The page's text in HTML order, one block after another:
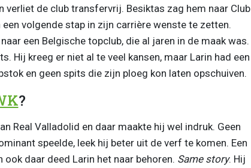
verliet de club transfervrij. Besiktas zag hem naar Club
een volgende stap in zijn carrière wenste te zetten.
een Belgische topclub, die al jaren in de maak was.
Hij kreeg er niet al te veel kansen, maar Larin had een
en geen spits die zijn ploeg kon laten opschuiven.
?
Real Valladolid en daar maakte hij wel indruk. Geen
speelde, leek hij beter uit de verf te komen. Een
ook daar deed Larin het naar behoren. Same story. Hij